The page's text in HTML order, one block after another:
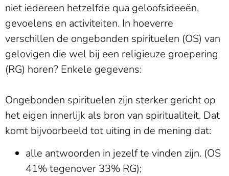
niet iedereen hetzelfde qua geloofsideeën,
gevoelens en activiteiten. In hoeverre
verschillen de ongebonden spirituelen (OS) van
gelovigen die wel bij een religieuze groepering
(RG) horen? Enkele gegevens:
Ongebonden spirituelen zijn sterker gericht op
het eigen innerlijk als bron van spiritualiteit. Dat
komt bijvoorbeeld tot uiting in de mening dat:
alle antwoorden in jezelf te vinden zijn. (OS
41% tegenover 33% RG);